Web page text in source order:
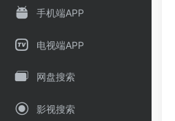
手机端APP
电视端APP
网盘搜索
影视搜索